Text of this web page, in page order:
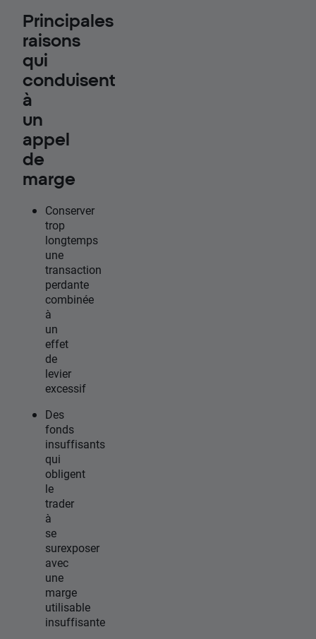
Principales
raisons
qui
conduisent
à
un
appel
de
marge
Conserver
trop
longtemps
une
transaction
perdante
combinée
à
un
effet
de
levier
excessif
Des
fonds
insuffisants
qui
obligent
le
trader
à
se
surexposer
avec
une
marge
utilisable
insuffisante